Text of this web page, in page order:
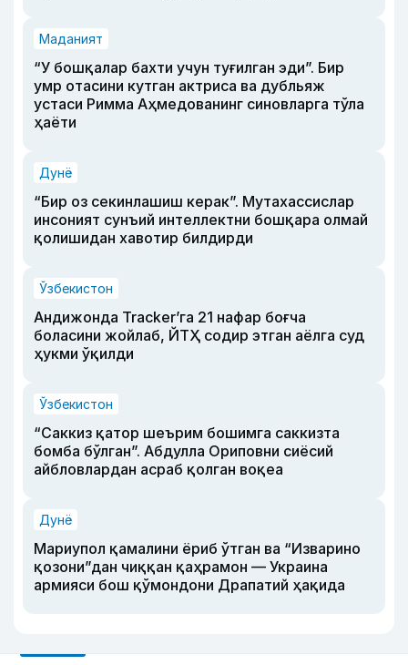
Маданият
“У бошқалар бахти учун туғилган эди”. Бир
умр отасини кутган актриса ва дубльяж
устаси Римма Аҳмедованинг синовларга тўла
ҳаёти
Дунё
“Бир оз секинлашиш керак”. Мутахассислар
инсоният сунъий интеллектни бошқара олмай
қолишидан хавотир билдирди
Ўзбекистон
Андижонда Tracker’га 21 нафар боғча
боласини жойлаб, ЙТҲ содир этган аёлга суд
ҳукми ўқилди
Ўзбекистон
“Саккиз қатор шеърим бошимга саккизта
бомба бўлган”. Абдулла Ориповни сиёсий
айбловлардан асраб қолган воқеа
Дунё
Мариупол қамалини ёриб ўтган ва “Изварино
қозони”дан чиққан қаҳрамон — Украина
армияси бош қўмондони Драпатий ҳақида